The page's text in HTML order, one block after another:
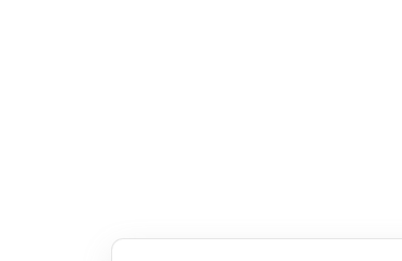
Echipa
Suport